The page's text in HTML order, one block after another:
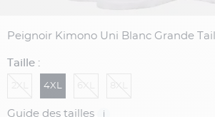
Peignoir Kimono Uni Blanc Grande
Taille :
4XL
Guide des tailles i